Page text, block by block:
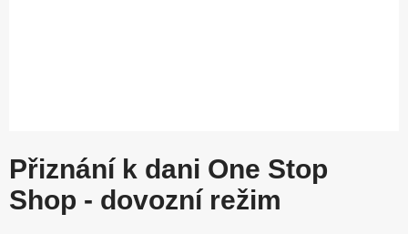
Přiznání k dani One Stop
Shop - dovozní režim